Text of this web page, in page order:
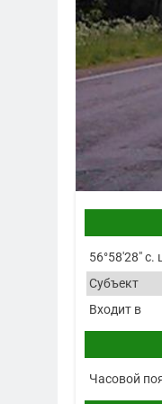
56°58′28″ с.
Субъект
Входит в
Часовой